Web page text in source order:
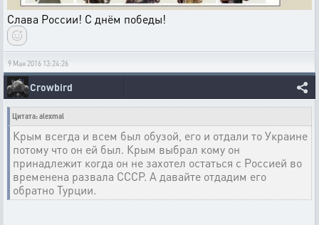
Слава России! С днём победы!
9 Мая 2016 13:24:26
Crowbird
Цитата: alexmal
Крым всегда и всем был обузой, его и отдали то Украине
потому что он ей был. Крым выбрал кому он
принадлежит когда он не захотел остаться с Россией во
временена развала СССР. А давайте отдадим его
обратно Турции.